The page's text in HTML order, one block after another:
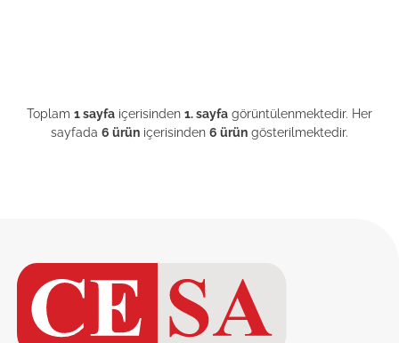
Toplam 1 sayfa içerisinden 1. sayfa görüntülenmektedir. Her
sayfada 6 ürün içerisinden 6 ürün gösterilmektedir.